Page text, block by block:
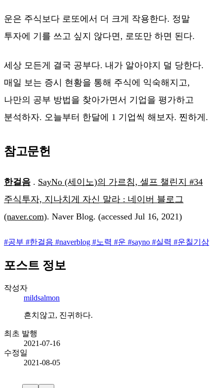
운은 주식보다 로또에서 더 크게 작용한다. 정말
투자에 기를 쓰고 싶지 않다면, 로또만 하면 된다.
세상 모든게 결국 공부다. 내가 알아야지 덜 당한다.
매일 보는 증시 현황을 통해 주식에 익숙해지고,
나만의 공부 방법을 찾아가면서 기업을 평가하고
분석하자. 오늘부터 한달에 1 기업씩 해보자. 찐하게.
참고문헌
한걸음 . SayNo (세이노)의 가르침, 셀프 챌린지 #34
주식투자, 지나치게 자신 말라 : 네이버 블로그
(naver.com). Naver Blog. (accessed Jul 16, 2021)
#공부 #한걸음 #naverblog #노력 #운 #sayno #실력 #운칠기삼
포스트 정보
작성자
mildsalmon
흔치않고, 진귀하다.
최초 발행
2021-07-16
수정일
2021-08-05